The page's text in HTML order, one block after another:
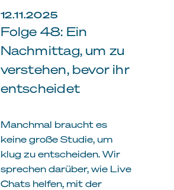
12.11.2025
Folge 48: Ein
Nachmittag, um zu
verstehen, bevor ihr
entscheidet
Manchmal braucht es
keine große Studie, um
klug zu entscheiden. Wir
sprechen darüber, wie Live
Chats helfen, mit der